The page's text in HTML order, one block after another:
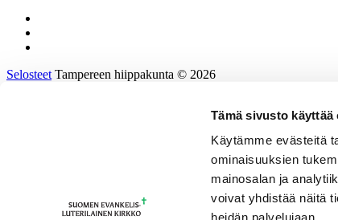
Tämä sivusto käyttää
Käytämme evästeitä
ominaisuuksien
mainosalan ja
voivat yhdistää näitä
heidän palvelujaan.
Selosteet Tampereen hiippakunta © 2026
Kalenteri